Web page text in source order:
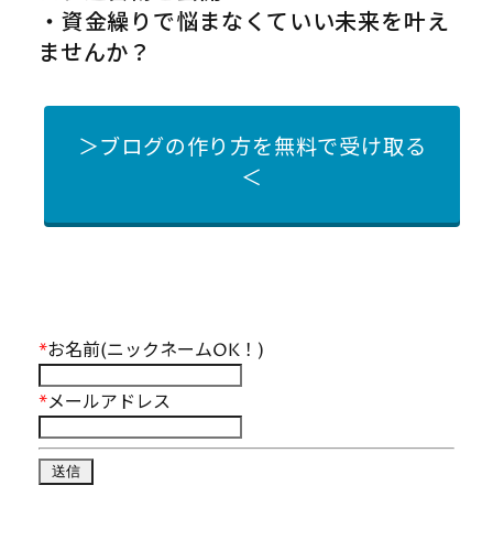
・資金繰りで悩まなくていい未来を叶え
ませんか？
＞ブログの作り方を無料で受け取る
＜
*お名前(ニックネームOK！)
*メールアドレス